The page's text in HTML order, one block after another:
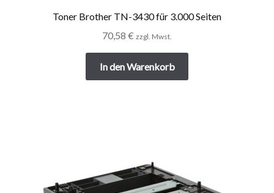
Toner Brother TN-3430 für 3.000 Seiten
70,58 € zzgl. Mwst.
In den Warenkorb